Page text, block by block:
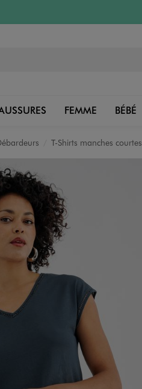
FEMME BÉBÉ
T-Shirts manches courtes